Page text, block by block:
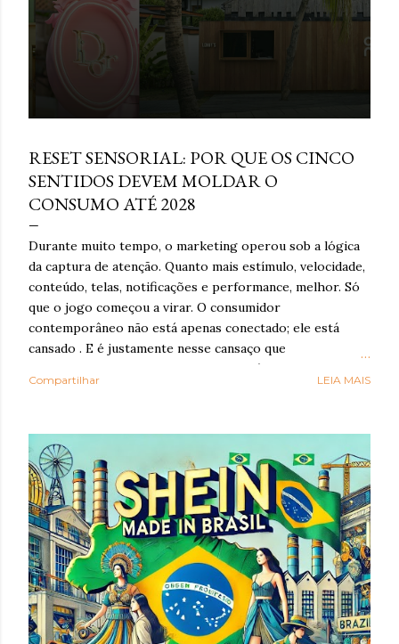
e
n
RESET SENSORIAL: POR QUE OS CINCO
SENTIDOS DEVEM MOLDAR O
CONSUMO ATÉ 2028
Durante muito tempo, o marketing operou sob a lógica
da captura de atenção. Quanto mais estímulo, velocidade,
conteúdo, telas, notificações e performance, melhor. Só
que o jogo começou a virar. O consumidor
contemporâneo não está apenas conectado; ele está
cansado . E é justamente nesse cansaço que o reset
sensorial ganha força: como resposta à exaustão
cognitiva e emocional provocada por anos de
WGSN define o conceito como a valorização de tato,
olfato, visão, audição e paladar como ferramentas de
bem-estar, presença e conexão . Embora o nome “reset
sensorial” esteja sendo popularizado agora, a lógica por
trás dele já aparece em outros grandes relatórios
globais. A Accenture , em Life Trends 2025 , descreve o
movimento de Social Rewilding , segundo o qual as
pessoas buscam mais profundidade, autenticidade e
riqueza sensorial nas experiências. Na pesquisa da
consultoria, 42% atribuíram sua experiência mais
prazerosa da última se...
Compartilhar LEIA MAIS